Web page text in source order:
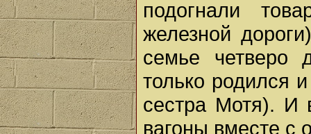
подогнали
железной
семье четверо
только родился
сестра Мотя).
вагоны вместе с